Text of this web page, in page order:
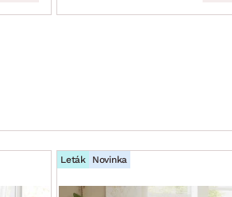
Leták Novinka